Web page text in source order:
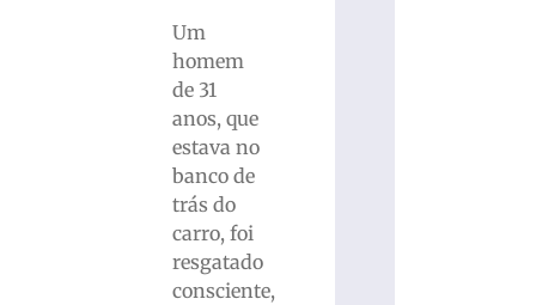
Um
homem
de 31
anos, que
estava no
banco de
trás do
carro, foi
resgatado
consciente,